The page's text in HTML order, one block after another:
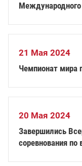
Международного
21 Мая 2024
Чемпионат мира
20 Мая 2024
Завершились
соревнования